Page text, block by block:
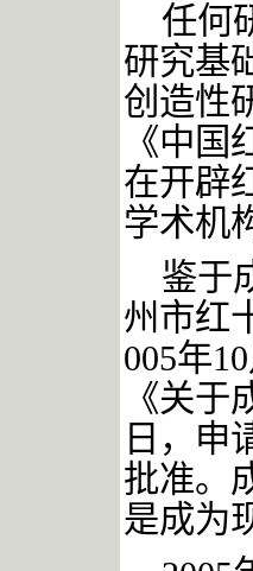
任何
研究基
创造性
《中
在开辟
学术机
鉴于
州市红
005年
《关
日，申
批准。
是成为